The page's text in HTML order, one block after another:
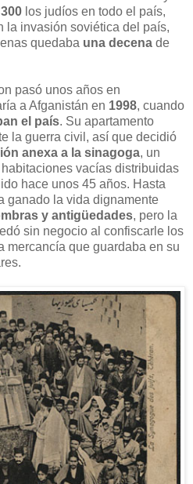
300 los judíos en todo el país,
la invasión soviética del país,
quedaba una decena de
pasó unos años en
a Afganistán en 1998, cuando
el país. Su apartamento
la guerra civil, así que decidió
anexa a la sinagoga, un
vacías distribuidas
hace unos 45 años. Hasta
ganado la vida dignamente
y antigüedades, pero la
sin negocio al confiscarle los
mercancía que guardaba en su